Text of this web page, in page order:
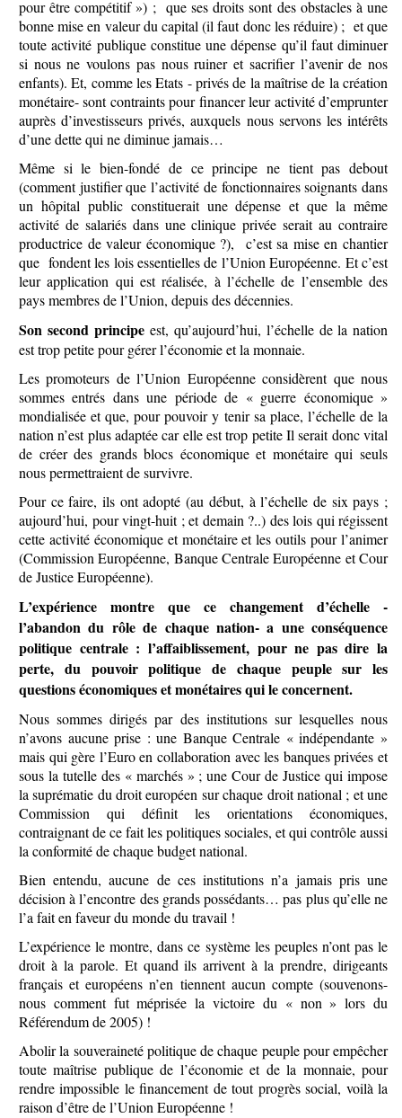
pour être compétitif ») ; que ses droits sont des obstacles à une
bonne mise en valeur du capital (il faut donc les réduire) ; et que
toute activité publique constitue une dépense qu’il faut diminuer
si nous ne voulons pas nous ruiner et sacrifier l’avenir de nos
enfants). Et, comme les Etats - privés de la maîtrise de la création
monétaire- sont contraints pour financer leur activité d’emprunter
auprès d’investisseurs privés, auxquels nous servons les intérêts
d’une dette qui ne diminue jamais…
Même si le bien-fondé de ce principe ne tient pas debout
(comment justifier que l’activité de fonctionnaires soignants dans
un hôpital public constituerait une dépense et que la même
activité de salariés dans une clinique privée serait au contraire
productrice de valeur économique ?), c’est sa mise en chantier
que fondent les lois essentielles de l’Union Européenne. Et c’est
leur application qui est réalisée, à l’échelle de l’ensemble des
pays membres de l’Union, depuis des décennies.
Son second principeest, qu’aujourd’hui, l’échelle de la nation
est trop petite pour gérer l’économie et la monnaie.
Les promoteurs de l’Union Européenne considèrent que nous
sommes entrés dans une période de « guerre économique »
mondialisée et que, pour pouvoir y tenir sa place, l’échelle de la
nation n’est plus adaptée car elle est trop petite Il serait donc vital
de créer des grands blocs économique et monétaire qui seuls
nous permettraient de survivre.
Pour ce faire, ils ont adopté (au début, à l’échelle de six pays ;
aujourd’hui, pour vingt-huit ; et demain ?..) des lois qui régissent
cette activité économique et monétaire et les outils pour l’animer
(Commission Européenne, Banque Centrale Européenne et Cour
de Justice Européenne).
L’expérience montre que ce changement d’échelle -
l’abandon du rôle de chaque nation- a une conséquence
politique centrale : l’affaiblissement, pour ne pas dire la
perte, du pouvoir politique de chaque peuple sur les
questions économiques et monétaires qui le concernent.
Nous sommes dirigés par des institutions sur lesquelles nous
n’avons aucune prise : une Banque Centrale « indépendante »
mais qui gère l’Euro en collaboration avec les banques privées et
sous la tutelle des « marchés » ; une Cour de Justice qui impose
la suprématie du droit européen sur chaque droit national ; et une
Commission qui définit les orientations économiques,
contraignant de ce fait les politiques sociales, et qui contrôle aussi
la conformité de chaque budget national.
Bien entendu, aucune de ces institutions n’a jamais pris une
décision à l’encontre des grands possédants… pas plus qu’elle ne
l’a fait en faveur du monde du travail !
L’expérience le montre, dans ce système les peuples n’ont pas le
droit à la parole. Et quand ils arrivent à la prendre, dirigeants
français et européens n’en tiennent aucun compte (souvenons-
nous comment fut méprisée la victoire du « non » lors du
Référendum de 2005) !
Abolir la souveraineté politique de chaque peuple pour empêcher
toute maîtrise publique de l’économie et de la monnaie, pour
rendre impossible le financement de tout progrès social, voilà la
raison d’être de l’Union Européenne !